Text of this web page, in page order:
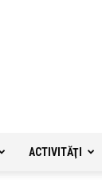
ACTIVITĂŢI